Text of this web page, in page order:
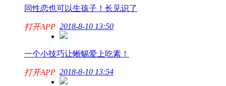
同性恋也可以生孩子！长见识了
2018-8-10 13:50
打开APP
一个小技巧让蜥蜴爱上吃素！
2018-8-10 13:54
打开APP